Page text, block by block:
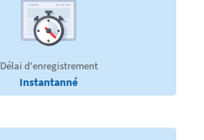
Délai d'enregistrement
Instantanné